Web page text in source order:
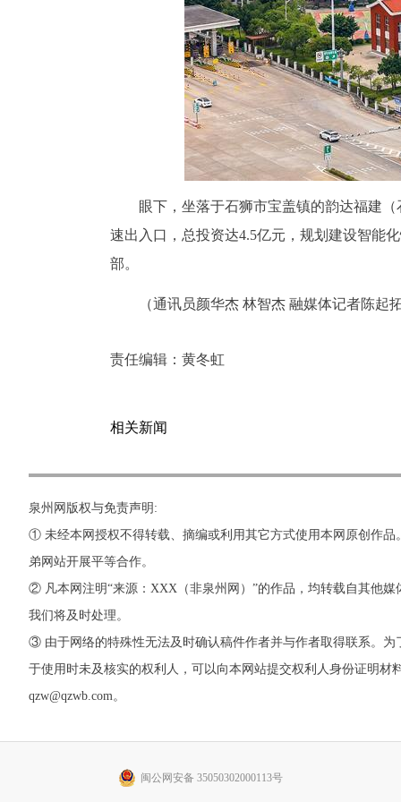
眼下，坐落于石狮市宝盖镇的韵达福建
速出入口，总投资达4.5亿元，规划建设智能
部。
（通讯员颜华杰 林智杰 融媒体记者陈起
责任编辑： 黄冬虹
相关新闻
泉州网版权与免责声明:
① 未经本网授权不得转载、摘编或利用其它方式使用本网原创作
弟网站开展平等合作。
② 凡本网注明“来源：XXX（非泉州网）”的作品，均转载自其他
我们将及时处理。
③ 由于网络的特殊性无法及时确认稿件作者并与作者取得联系。
于使用时未及核实的权利人，可以向本网站提交权利人身份证明材
qzw@qzwb.com。
闽公网安备 35050302000113号